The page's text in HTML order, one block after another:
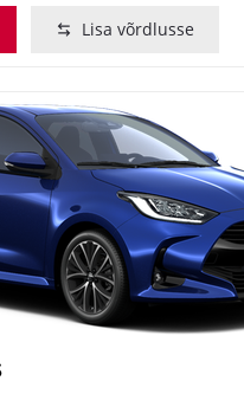
Lisa võrdlusse